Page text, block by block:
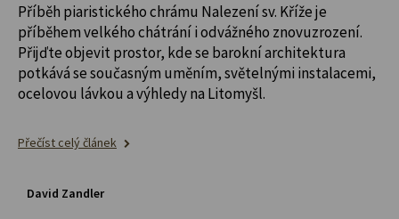
Příběh piaristického chrámu Nalezení sv. Kříže je
příběhem velkého chátrání i odvážného znovuzrození.
Přijďte objevit prostor, kde se barokní architektura
potkává se současným uměním, světelnými instalacemi,
ocelovou lávkou a výhledy na Litomyšl.
Přečíst celý článek
David Zandler